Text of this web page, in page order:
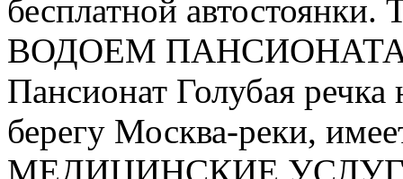
бесплатной
ВОДОЕМ
Пансионат Голубая
берегу Москва-реки,